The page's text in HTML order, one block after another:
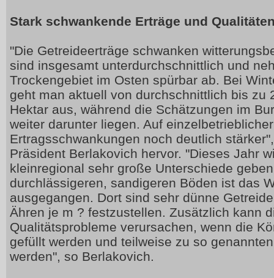
Stark schwankende Erträge und
"Die Getreideerträge schwanken
sind insgesamt unterdurchschnittlich und
Trockengebiet im Osten spürbar ab. Bei
geht man aktuell von durchschnittlich bis zu
Hektar aus, während die Schätzungen im
weiter darunter liegen. Auf
Ertragsschwankungen noch deutlich
Präsident Berlakovich hervor. "Dieses Jahr
kleinregional sehr große Unterschiede
durchlässigeren, sandigeren Böden ist das
ausgegangen. Dort sind sehr dünne
Ähren je m ? festzustellen. Zusätzlich kann
Qualitätsprobleme verursachen, wenn die
gefüllt werden und teilweise zu so
werden", so Berlakovich.